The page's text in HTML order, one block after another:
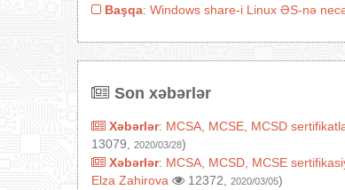
Başqa: Windows share-i Linux ƏS-nə
Son xəbərlər
Xəbərlər: MCSA, MCSE, MCSD
13079,
2020/03/28)
Xəbərlər: MCSA, MCSD, MCSE
Elza Zahirova
12372, 2020/03/05)